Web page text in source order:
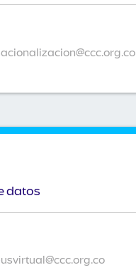
datos